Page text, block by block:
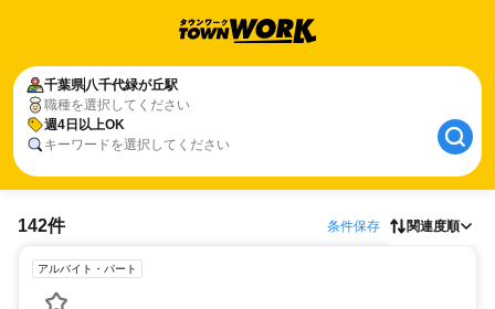
千葉県八千代緑が丘駅
職種を選択してください
週4日以上OK
キーワードを選択してください
142件 条件保存 関連度順
アルバイト・パート